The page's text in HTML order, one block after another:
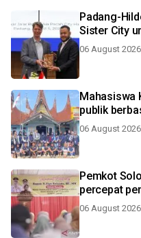
Padang-
Sister City
06 August
Mahasiswa
publik
06 August
Pemkot
percepat
06 August